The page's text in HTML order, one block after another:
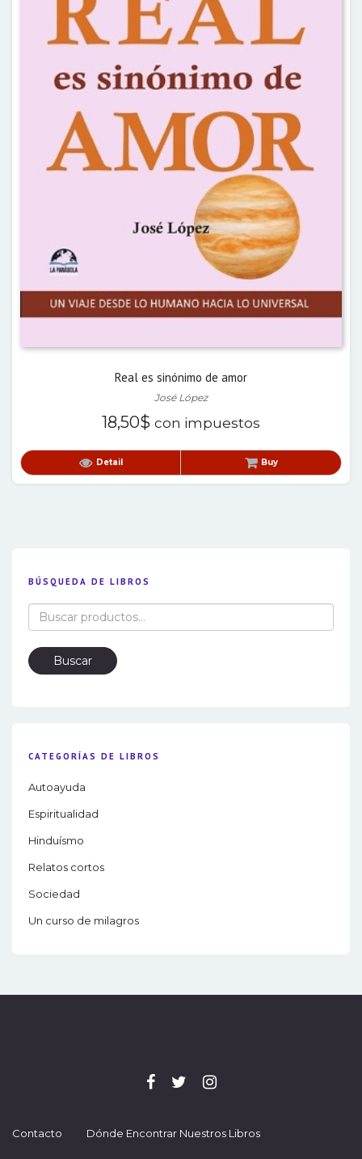
Real es sinónimo de amor
José López
18,50$ con impuestos
Detail Buy
BÚSQUEDA DE LIBROS
Buscar
por:
Buscar
CATEGORÍAS DE LIBROS
Autoayuda
Espiritualidad
Hinduísmo
Relatos cortos
Sociedad
Un curso de milagros
Contacto Dónde Encontrar Nuestros Libros